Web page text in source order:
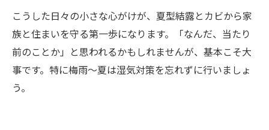
こうした日々の小さな心がけが、夏型結露とカビから家
族と住まいを守る第一歩になります。「なんだ、当たり
前のことか」と思われるかもしれませんが、基本こそ大
事です。特に梅雨〜夏は湿気対策を忘れずに行いましょ
う。